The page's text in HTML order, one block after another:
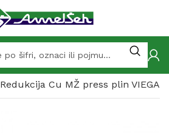
Redukcija Cu MŽ press plin VIEGA